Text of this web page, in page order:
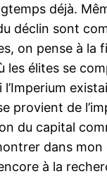
déjà.
déclin sont
on pense à la
les élites se
l’Imperium
provient de
du capital
dans
à la